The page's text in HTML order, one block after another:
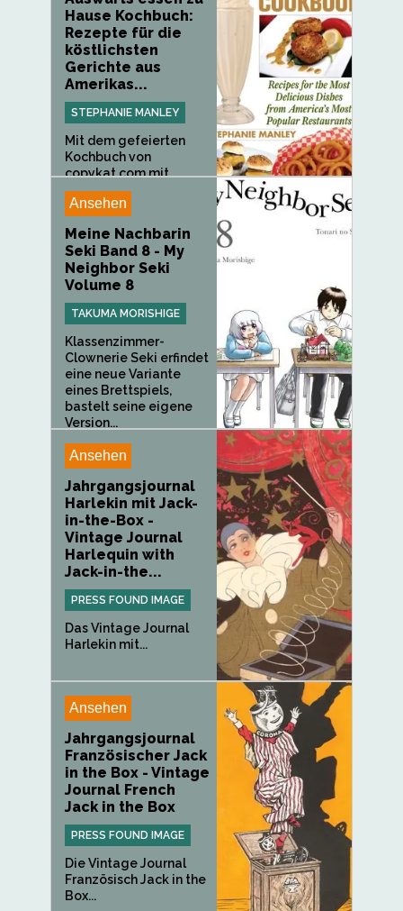
Hause Kochbuch:
Rezepte für die
köstlichsten
Gerichte aus
Amerikas...
STEPHANIE MANLEY
Mit dem gefeierten
Kochbuch von
copykat.com mit...
Ansehen
Meine Nachbarin
Seki Band 8 - My
Neighbor Seki
Volume 8
TAKUMA MORISHIGE
Klassenzimmer-
Clownerie Seki erfindet
eine neue Variante
eines Brettspiels,
bastelt seine eigene
Version...
Ansehen
Jahrgangsjournal
Harlekin mit Jack-
in-the-Box -
Vintage Journal
Harlequin with
Jack-in-the...
PRESS FOUND IMAGE
Das Vintage Journal
Harlekin mit...
Ansehen
Jahrgangsjournal
Französischer Jack
in the Box - Vintage
Journal French
Jack in the Box
PRESS FOUND IMAGE
Die Vintage Journal
Französisch Jack in the
Box...